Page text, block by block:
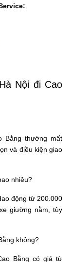
Nội đi Cao
Bằng thường mất
và điều kiện giao
nhiêu?
động từ 200.000
giường nằm, tùy
không?
Bằng có giá từ